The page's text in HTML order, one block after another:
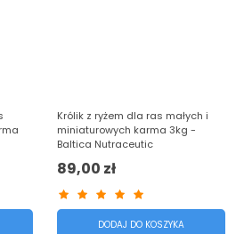
Królik z ryżem dla ras małych i
miniaturowych karma 3kg -
Baltica Nutraceutic
89,00 zł
DODAJ DO KOSZYKA